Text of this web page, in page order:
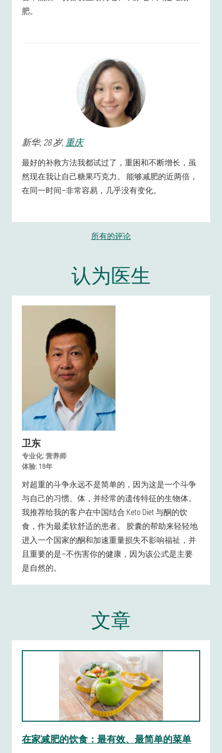
肥。
新华, 28 岁, 重庆
最好的补救方法我都试过了，重困和不断增长，虽
然现在我让自己糖果巧克力。 能够减肥的近两倍，
在同一时间–非常容易，几乎没有变化。
所有的评论
认为医生
卫东
专业化:营养师
体验: 18年
对超重的斗争永远不是简单的，因为这是一个斗争
与自己的习惯、体，并经常的遗传特征的生物体。
我推荐给我的客户在中国结合 Keto Diet 与酮的饮
食，作为最柔软舒适的患者。 胶囊的帮助来轻轻地
进入一个国家的酮和加速重量损失不影响福祉，并
且重要的是–不伤害你的健康，因为该公式是主要
是自然的。
文章
在家减肥的饮食：最有效、最简单的菜单